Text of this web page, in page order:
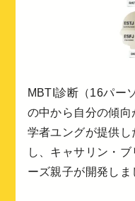
MBTI診断（16パー
の中から自分の傾
学者ユングが提供
し、キャサリン・
ーズ親子が開発しま